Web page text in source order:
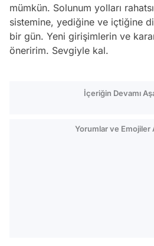
mümkün. Solunum yolları
sistemine, yediğine ve içtiğine
bir gün. Yeni girişimlerin ve
öneririm. Sevgiyle kal.
İçeriğin Devamı
Yorumlar ve Emojiler